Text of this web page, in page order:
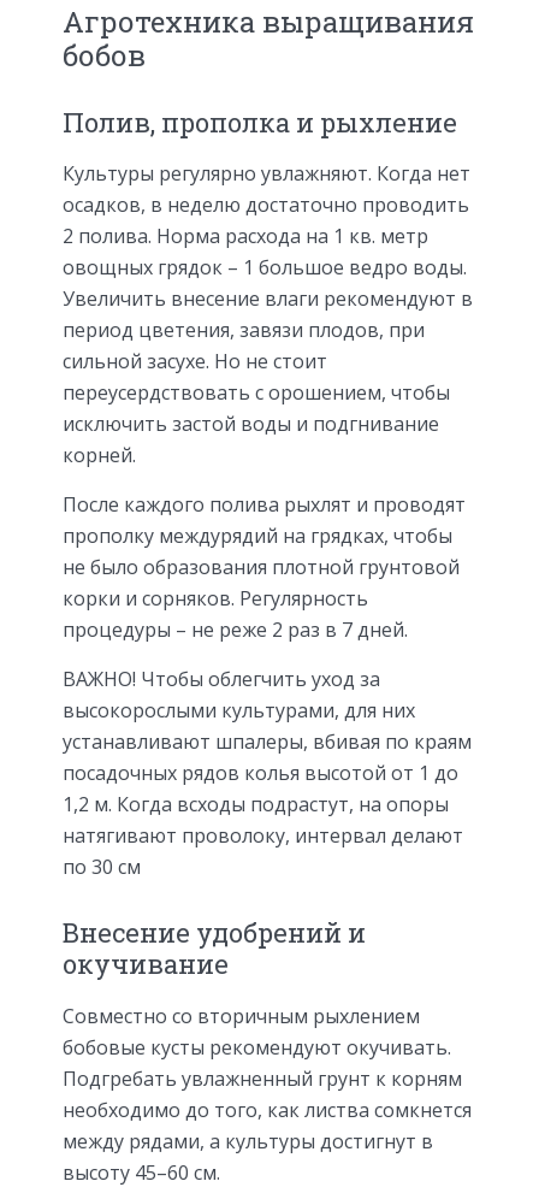
Агротехника выращивания
бобов
Полив, прополка и рыхление
Культуры регулярно увлажняют. Когда нет
осадков, в неделю достаточно проводить
2 полива. Норма расхода на 1 кв. метр
овощных грядок – 1 большое ведро воды.
Увеличить внесение влаги рекомендуют в
период цветения, завязи плодов, при
сильной засухе. Но не стоит
переусердствовать с орошением, чтобы
исключить застой воды и подгнивание
корней.
После каждого полива рыхлят и проводят
прополку междурядий на грядках, чтобы
не было образования плотной грунтовой
корки и сорняков. Регулярность
процедуры – не реже 2 раз в 7 дней.
ВАЖНО! Чтобы облегчить уход за
высокорослыми культурами, для них
устанавливают шпалеры, вбивая по краям
посадочных рядов колья высотой от 1 до
1,2 м. Когда всходы подрастут, на опоры
натягивают проволоку, интервал делают
по 30 см
Внесение удобрений и
окучивание
Совместно со вторичным рыхлением
бобовые кусты рекомендуют окучивать.
Подгребать увлажненный грунт к корням
необходимо до того, как листва сомкнется
между рядами, а культуры достигнут в
высоту 45–60 см.